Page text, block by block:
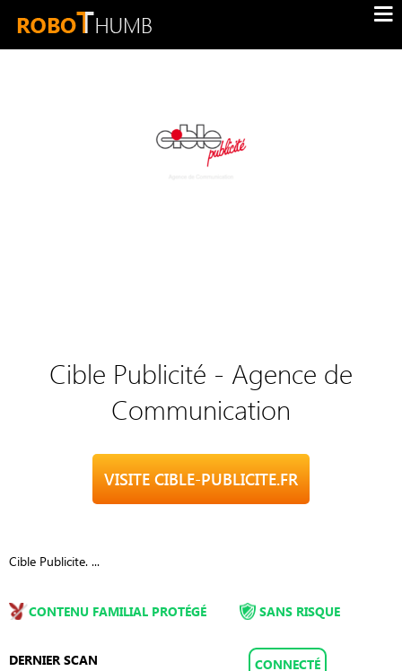
Cible Publicité - Agence de
Communication
VISITE CIBLE-PUBLICITE.FR
Cible Publicite. ...
CONTENU FAMILIAL PROTÉGÉ
DERNIER SCAN
SANS RISQUE
CONNECTÉ